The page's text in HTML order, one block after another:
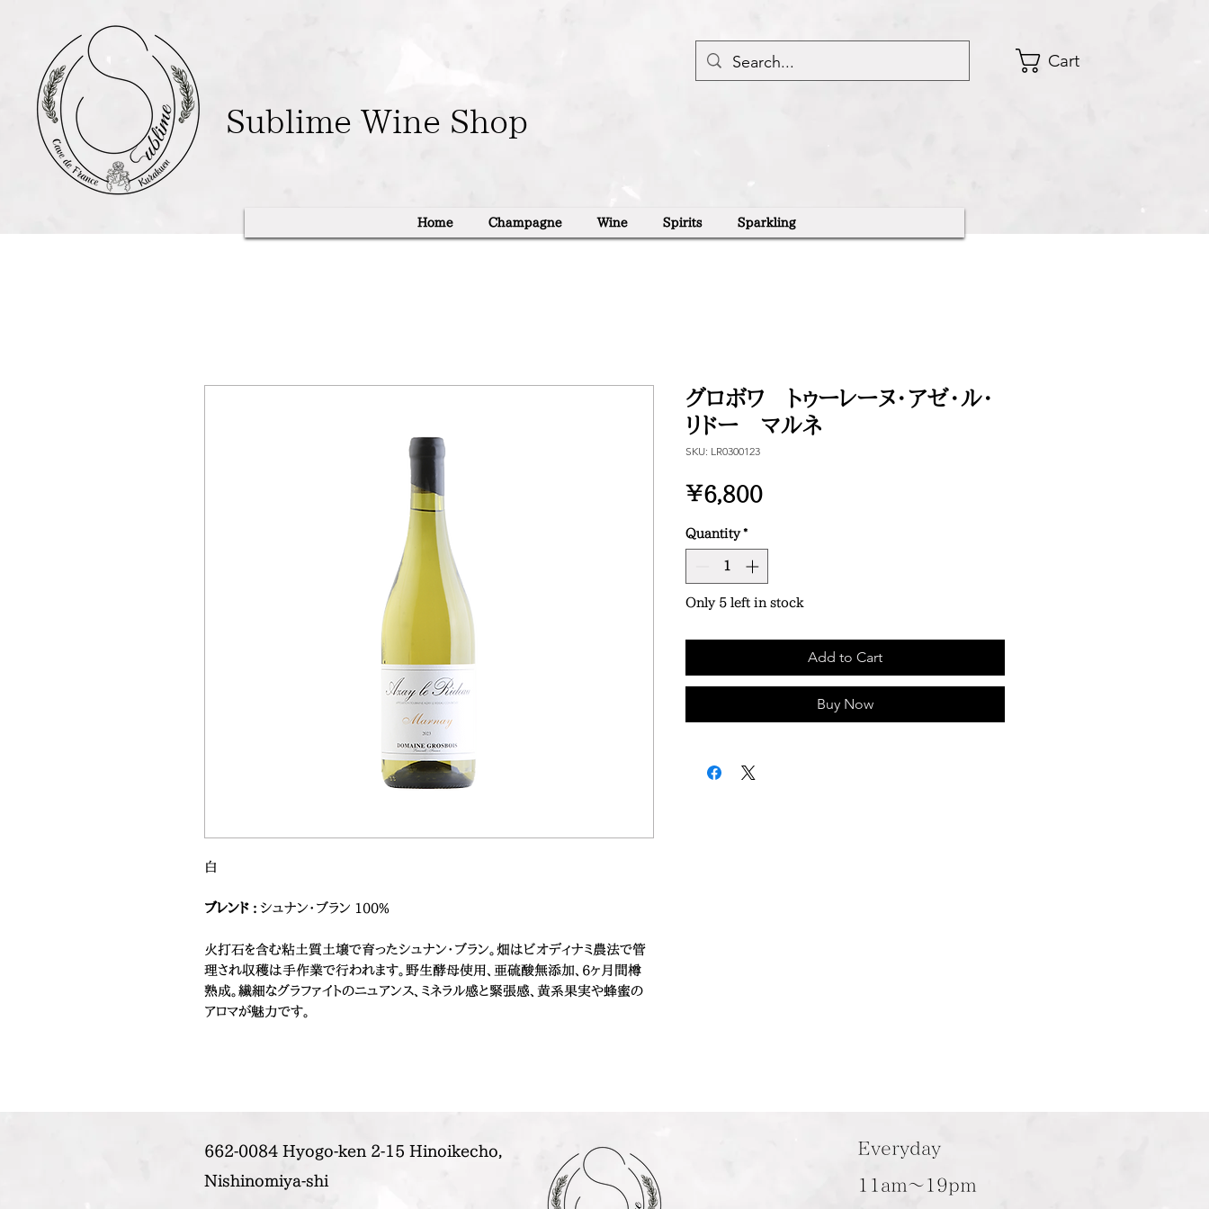
Sublime Wine Shop
Cart
Home Champagne Wine Spirits Sparkling
白
ブレンド : シュナン・ブラン 100%
火打石を含む粘土質土壌で育ったシュナン・ブラン。畑はビオディナミ農法で管
理され収穫は手作業で行われます。野生酵母使用、亜硫酸無添加、6ヶ月間樽
熟成。繊細なグラファイトのニュアンス、ミネラル感と緊張感、黄系果実や蜂蜜の
アロマが魅力です。
グロボワ トゥーレーヌ・アゼ・ル・
リドー マルネ
SKU: LR0300123
¥6,800Price
Quantity *
Only 5 left in stock
Add to Cart
Buy Now
662-0084 Hyogo-ken 2-15 Hinoikecho,
Nishinomiya-shi
Everyday
11am～19pm